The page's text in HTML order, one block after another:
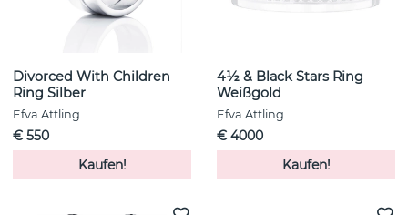
Divorced With Children
Ring Silber
Efva Attling
€ 550
Kaufen!
4½ & Black Stars Ring
Weißgold
Efva Attling
€ 4000
Kaufen!